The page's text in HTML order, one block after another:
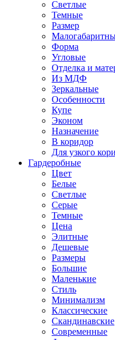
Светлые
Темные
Размер
Форма
Угловые
Отделка и
Из МДФ
Зеркальные
Особенности
Купе
Эконом
Назначение
В коридор
Для узкого
Гардеробные
Цвет
Белые
Светлые
Серые
Темные
Цена
Элитные
Дешевые
Размеры
Большие
Маленькие
Стиль
Минимализм
Классические
Скандинавские
Современные